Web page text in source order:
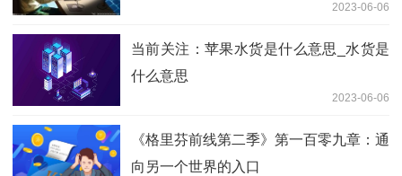
2023-06-06
当前关注：苹果水货是什么意思_水货是
什么意思
2023-06-06
《格里芬前线第二季》第一百零九章：通
向另一个世界的入口